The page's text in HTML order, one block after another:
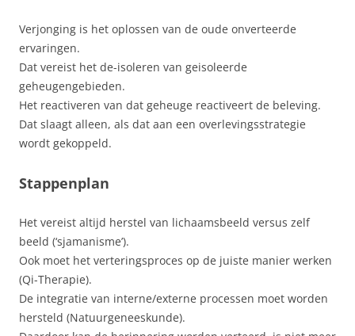
Verjonging is het oplossen van de oude onverteerde
ervaringen.
Dat vereist het de-isoleren van geisoleerde
geheugengebieden.
Het reactiveren van dat geheuge reactiveert de beleving.
Dat slaagt alleen, als dat aan een overlevingsstrategie
wordt gekoppeld.
Stappenplan
Het vereist altijd herstel van lichaamsbeeld versus zelf
beeld (‘sjamanisme’).
Ook moet het verteringsproces op de juiste manier werken
(Qi-Therapie).
De integratie van interne/externe processen moet worden
hersteld (Natuurgeneeskunde).